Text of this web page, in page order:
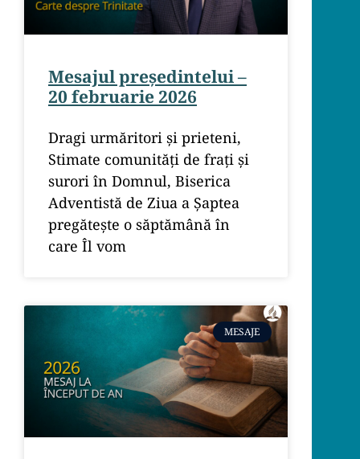
Mesajul președintelui –
20 februarie 2026
Dragi urmăritori și prieteni,
Stimate comunități de frați și
surori în Domnul, Biserica
Adventistă de Ziua a Șaptea
pregătește o săptămână în
care Îl vom
MESAJE